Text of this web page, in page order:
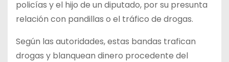
policías y el hijo de un diputado, por su presunta
relación con pandillas o el tráfico de drogas.
Según las autoridades, estas bandas trafican
drogas y blanquean dinero procedente del